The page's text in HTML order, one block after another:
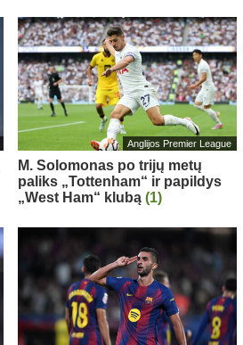
Anglijos Premier League
M. Solomonas po trijų metų
paliks „Tottenham“ ir papildys
„West Ham“ klubą (1)